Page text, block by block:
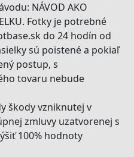
NÁVOD AKO
Fotky je potrebné
do 24 hodín od
sú poistené a pokiaľ
postup, s
tovaru nebude
škody vzniknutej v
zmluvy uzatvorenej s
100% hodnoty